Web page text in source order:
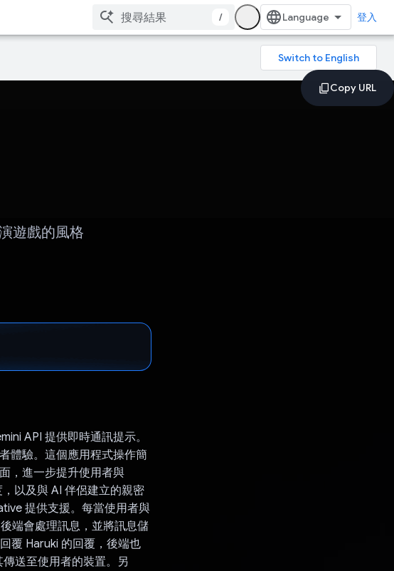
/ 登入
遊戲的風格
API 提供即時通訊提示。
體驗。這個應用程式操作簡
，進一步提升使用者與
以及與 AI 伴侶建立的親密
提供支援。每當使用者與
端會處理訊息，並將訊息儲
覆 Haruki 的回覆，後端也
送至使用者的裝置。另